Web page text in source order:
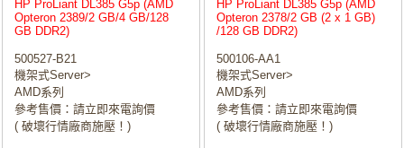
HP ProLiant DL385 G5p (AMD
Opteron 2389/2 GB/4 GB/128
GB DDR2)
500527-B21
機架式Server>
AMD系列
參考售價：請立即來電詢價
( 破壞行情廠商施壓！)
HP ProLiant DL385 G5p (AMD
Opteron 2378/2 GB (2 x 1 GB)
/128 GB DDR2)
500106-AA1
機架式Server>
AMD系列
參考售價：請立即來電詢價
( 破壞行情廠商施壓！)